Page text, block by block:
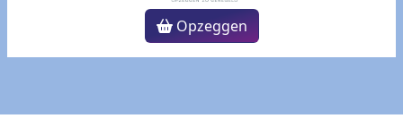
Opzeggen